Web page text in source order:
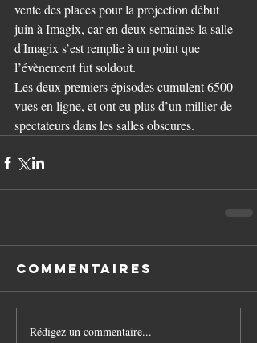
vente des places pour la projection début
juin à Imagix, car en deux semaines la salle
d'Imagix s’est remplie à un point que
l’évènement fut soldout.
Les deux premiers épisodes cumulent 6500
vues en ligne, et ont eu plus d’un millier de
spectateurs dans les salles obscures.
Commentaires
Rédigez un commentaire...